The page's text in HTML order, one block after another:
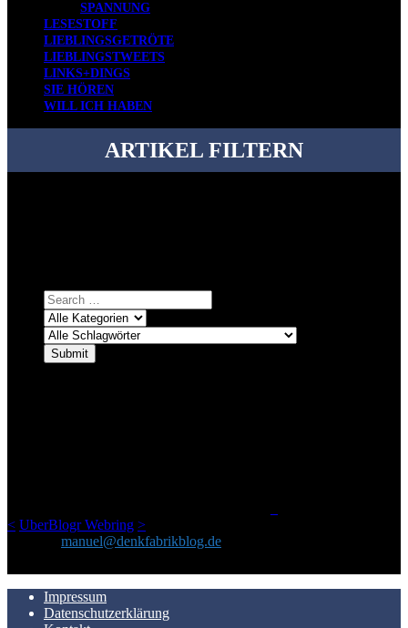
SPANNUNG
LESESTOFF
LIEBLINGSGETRÖTE
LIEBLINGSTWEETS
LINKS+DINGS
SIE HÖREN
WILL ICH HABEN
ARTIKEL FILTERN
< UberBlogr Webring >
manuel@denkfabrikblog.de
Impressum
Datenschutzerklärung